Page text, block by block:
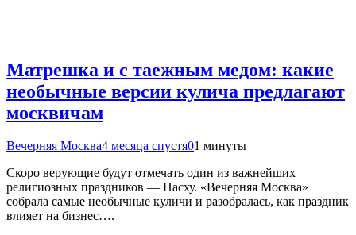
Матрешка и с таежным медом: какие
необычные версии кулича предлагают
москвичам
Вечерняя Москва4 месяца спустя01 минуты
Скоро верующие будут отмечать один из важнейших
религиозных праздников — Пасху. «Вечерняя Москва»
собрала самые необычные куличи и разобралась, как праздник
влияет на бизнес….